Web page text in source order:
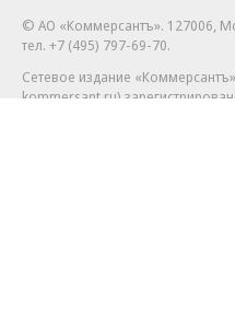
© АО «Коммерсантъ». 127006,
тел. +7 (495) 797-69-70.
Сетевое издание
kommersant.ru)